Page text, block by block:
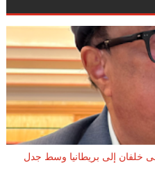
خلفان إلى بريطانيا وسط جدل